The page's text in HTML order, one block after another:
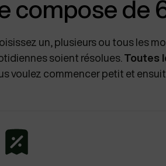
compose de
un, plusieurs ou tous les
soient résolues.Toutes
voulez commencer petit et